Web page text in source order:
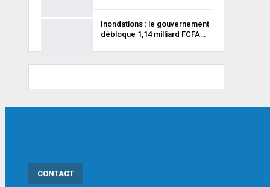
Inondations : le gouvernement
débloque 1,14 milliard FCFA…
CONTACT